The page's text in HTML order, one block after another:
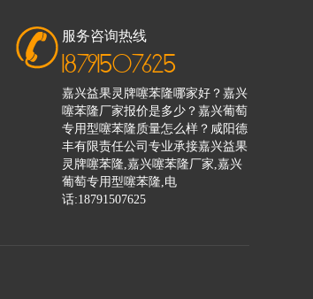
服务咨询热线
18791507625
嘉兴益果灵牌噻苯隆哪家好？嘉兴
噻苯隆厂家报价是多少？嘉兴葡萄
专用型噻苯隆质量怎么样？咸阳德
丰有限责任公司专业承接嘉兴益果
灵牌噻苯隆,嘉兴噻苯隆厂家,嘉兴
葡萄专用型噻苯隆,电
话:18791507625